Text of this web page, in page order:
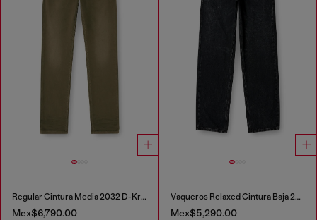
Regular Cintura Media 2032 D-Krooley-BW Joggjeans®
Mex$6,790.00
Vaqueros Relaxed Cintura Baja 2001 D-Macro
Mex$5,290.00